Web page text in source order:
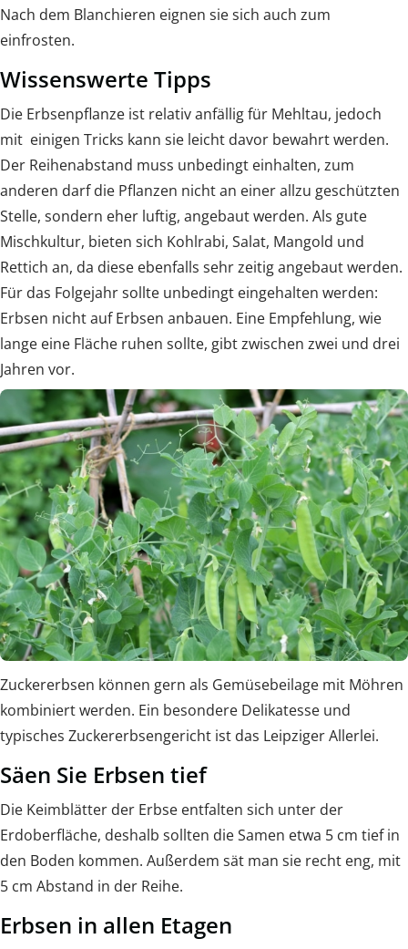
Nach dem Blanchieren eignen sie sich auch zum
einfrosten.
Wissenswerte Tipps
Die Erbsenpflanze ist relativ anfällig für Mehltau, jedoch
mit einigen Tricks kann sie leicht davor bewahrt werden.
Der Reihenabstand muss unbedingt einhalten, zum
anderen darf die Pflanzen nicht an einer allzu geschützten
Stelle, sondern eher luftig, angebaut werden. Als gute
Mischkultur, bieten sich Kohlrabi, Salat, Mangold und
Rettich an, da diese ebenfalls sehr zeitig angebaut werden.
Für das Folgejahr sollte unbedingt eingehalten werden:
Erbsen nicht auf Erbsen anbauen. Eine Empfehlung, wie
lange eine Fläche ruhen sollte, gibt zwischen zwei und drei
Jahren vor.
Zuckererbsen können gern als Gemüsebeilage mit Möhren
kombiniert werden. Ein besondere Delikatesse und
typisches Zuckererbsengericht ist das Leipziger Allerlei.
Säen Sie Erbsen tief
Die Keimblätter der Erbse entfalten sich unter der
Erdoberfläche, deshalb sollten die Samen etwa 5 cm tief in
den Boden kommen. Außerdem sät man sie recht eng, mit
5 cm Abstand in der Reihe.
Erbsen in allen Etagen